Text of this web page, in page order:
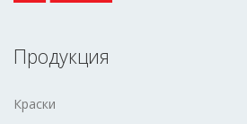
Продукция
Краски